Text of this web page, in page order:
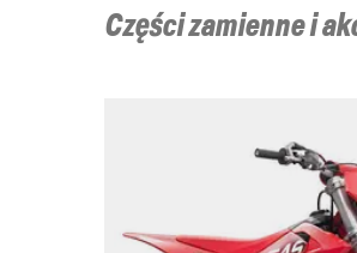
Części zamienne i